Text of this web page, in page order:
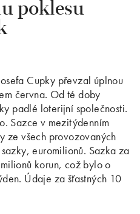
poklesu
Cupky převzal úplnou
června. Od té doby
padlé loterijní společnosti.
Sazce v mezitýdenním
ze všech provozovaných
euromilionů. Sazka za
korun, což bylo o
Údaje za šťastných 10